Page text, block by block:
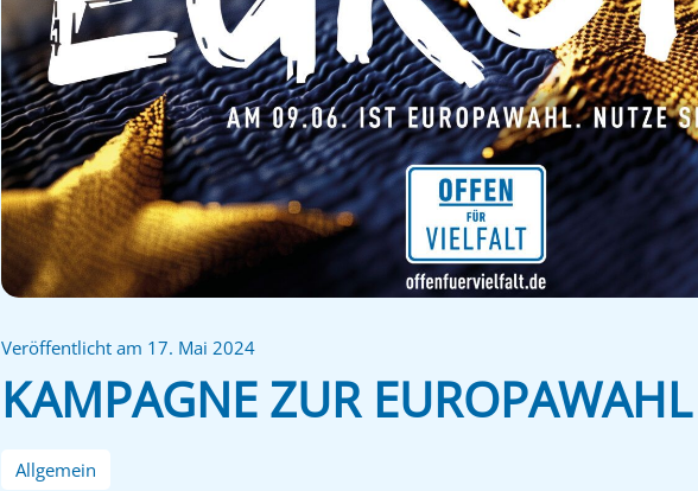
Veröffentlicht am 17. Mai 2024
KAMPAGNE ZUR EUROPAWAHL
Allgemein